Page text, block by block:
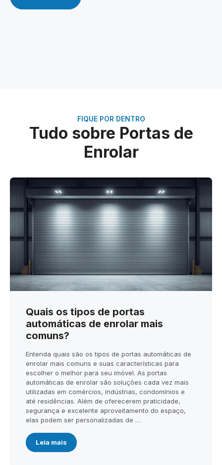
FIQUE POR DENTRO
Tudo sobre Portas de
Enrolar
Quais os tipos de portas
automáticas de enrolar mais
comuns?
Entenda quais são os tipos de portas automáticas de
enrolar mais comuns e suas características para
escolher o melhor para seu imóvel. As portas
automáticas de enrolar são soluções cada vez mais
utilizadas em comércios, indústrias, condomínios e
até residências. Além de oferecerem praticidade,
segurança e excelente aproveitamento do espaço,
elas podem ser personalizadas de …
Leia mais